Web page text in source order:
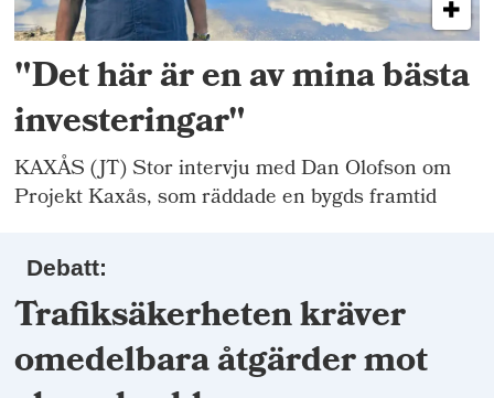
"Det här är en av mina bästa
investeringar"
KAXÅS (JT) Stor intervju med Dan Olofson om
Projekt Kaxås, som räddade en bygds framtid
Debatt:
Trafiksäkerheten kräver
omedelbara åtgärder mot